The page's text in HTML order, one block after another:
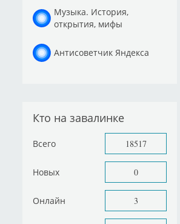
Музыка. История,
открытия, мифы
Антисоветчик Яндекса
Кто на завалинке
Всего 18517
Новых 0
Онлайн 3